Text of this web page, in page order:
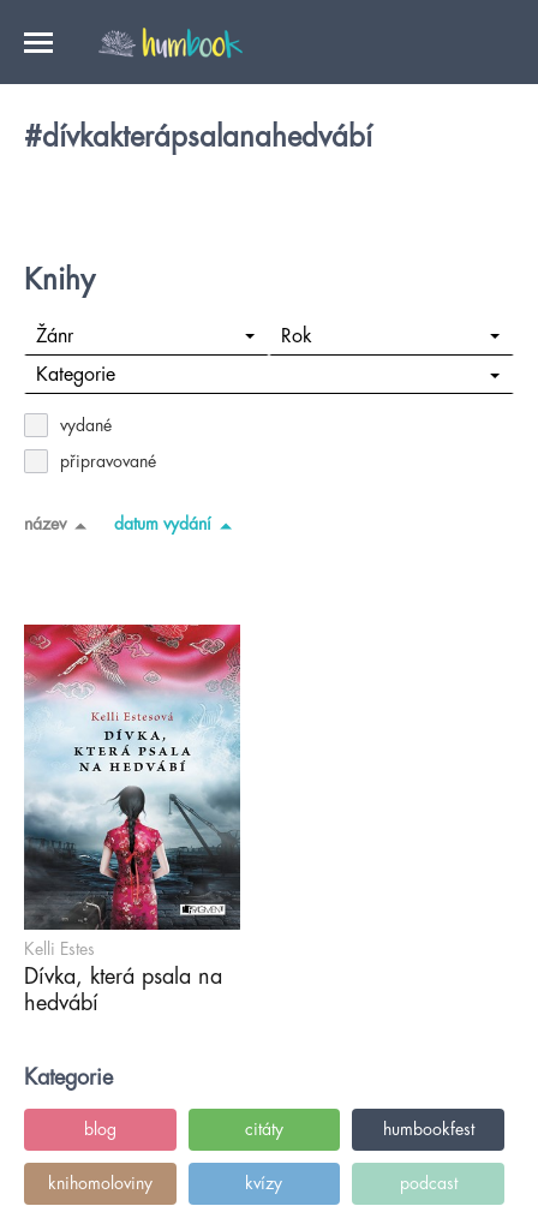
#dívkakterápsalanahedvábí
Knihy
Žánr Rok
Kategorie
vydané
připravované
název datum vydání
Kelli Estes
Dívka, která psala na
hedvábí
Kategorie
blog citáty humbookfest
knihomoloviny kvízy podcast